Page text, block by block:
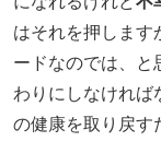
はそれを押します
ードなのでは、と
わりにしなければ
の健康を取り戻す